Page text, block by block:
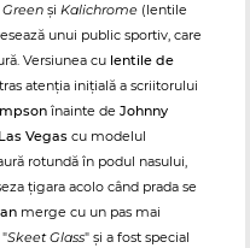
și Kalichrome (lentile
unui public sportiv, care
Versiunea cu lentile de
atenția inițială a scriitorului
înainte de Johnny
Vegas cu modelul
rotundă în podul nasului,
țigara acolo când prada se
merge cu un pas mai
Skeet Glass" și a fost special